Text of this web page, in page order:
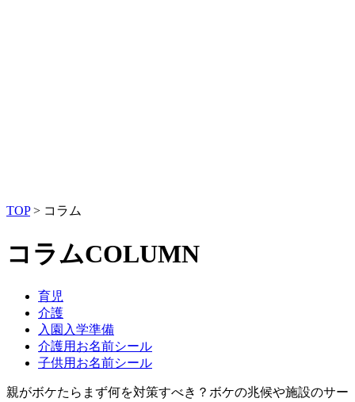
TOP > コラム
コラムCOLUMN
育児
介護
入園入学準備
介護用お名前シール
子供用お名前シール
親がボケたらまず何を対策すべき？ボケの兆候や施設のサー